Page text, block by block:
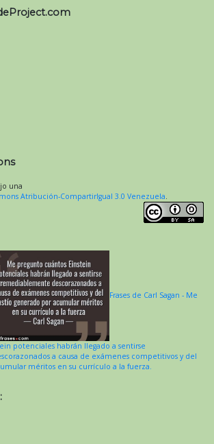
una
Atribución-CompartirIgual 3.0 Venezuela.
Frases de Carl Sagan - Me
potenciales habrán llegado a sentirse
a causa de exámenes competitivos y del
méritos en su currículo a la fuerza.